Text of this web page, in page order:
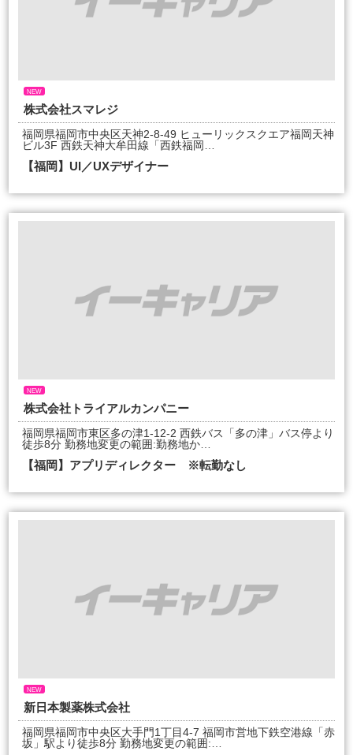
NEW
株式会社スマレジ
福岡県福岡市中央区天神2-8-49 ヒューリックスクエア福岡天神
ビル3F 西鉄天神大牟田線「西鉄福岡…
【福岡】UI／UXデザイナー
NEW
株式会社トライアルカンパニー
福岡県福岡市東区多の津1-12-2 西鉄バス「多の津」バス停より
徒歩8分 勤務地変更の範囲:勤務地か…
【福岡】アプリディレクター ※転勤なし
NEW
新日本製薬株式会社
福岡県福岡市中央区大手門1丁目4-7 福岡市営地下鉄空港線「赤
坂」駅より徒歩8分 勤務地変更の範囲:…